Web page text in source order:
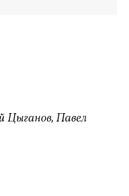
Цыганов, Павел